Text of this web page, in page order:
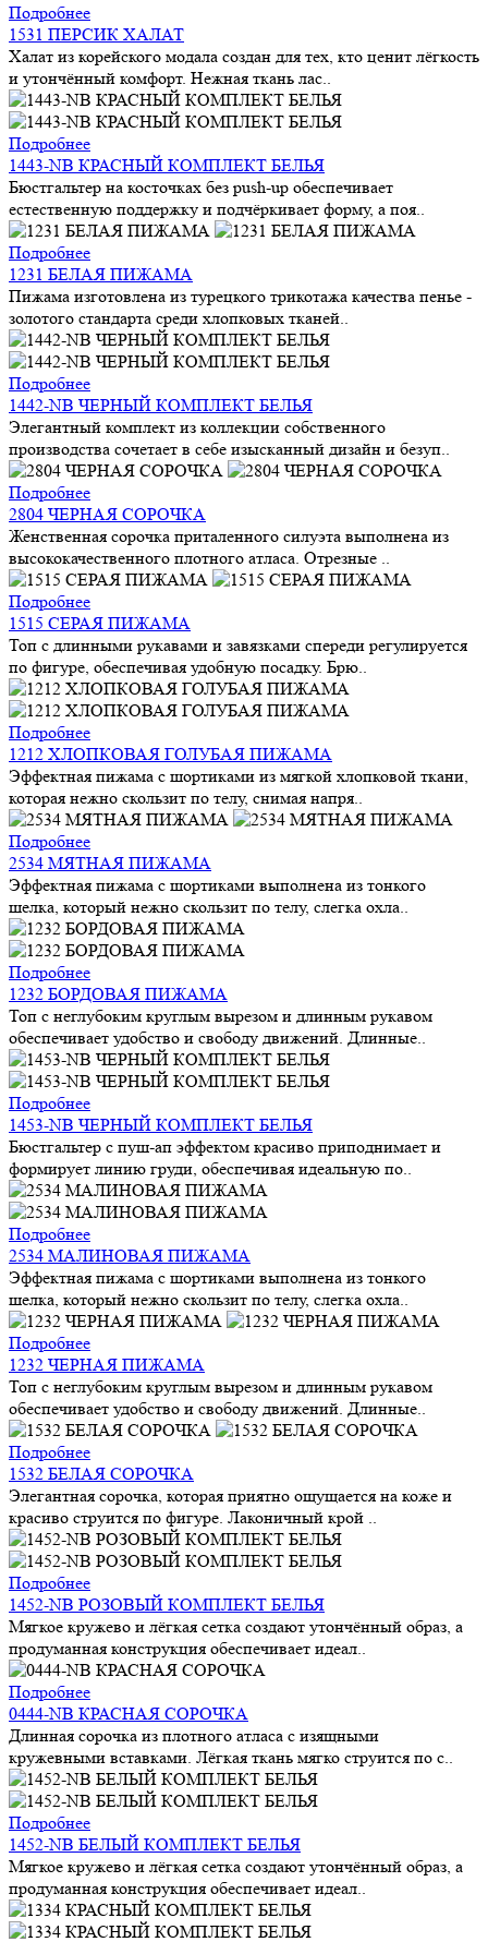
Подробнее
1531 ПЕРСИК ХАЛАТ
Халат из корейского модала создан для тех, кто ценит лёгкость
и утончённый комфорт. Нежная ткань лас..
Подробнее
1443-NB КРАСНЫЙ КОМПЛЕКТ БЕЛЬЯ
Бюстгальтер на косточках без push-up обеспечивает
естественную поддержку и подчёркивает форму, а поя..
Подробнее
1231 БЕЛАЯ ПИЖАМА
Пижама изготовлена из турецкого трикотажа качества пенье -
золотого стандарта среди хлопковых тканей..
Подробнее
1442-NB ЧЕРНЫЙ КОМПЛЕКТ БЕЛЬЯ
Элегантный комплект из коллекции собственного
производства сочетает в себе изысканный дизайн и безуп..
Подробнее
2804 ЧЕРНАЯ СОРОЧКА
Женственная сорочка приталенного силуэта выполнена из
высококачественного плотного атласа. Отрезные ..
Подробнее
1515 СЕРАЯ ПИЖАМА
Топ с длинными рукавами и завязками спереди регулируется
по фигуре, обеспечивая удобную посадку. Брю..
Подробнее
1212 ХЛОПКОВАЯ ГОЛУБАЯ ПИЖАМА
Эффектная пижама с шортиками из мягкой хлопковой ткани,
которая нежно скользит по телу, снимая напря..
Подробнее
2534 МЯТНАЯ ПИЖАМА
Эффектная пижама с шортиками выполнена из тонкого
шелка, который нежно скользит по телу, слегка охла..
Подробнее
1232 БОРДОВАЯ ПИЖАМА
Топ с неглубоким круглым вырезом и длинным рукавом
обеспечивает удобство и свободу движений. Длинные..
Подробнее
1453-NB ЧЕРНЫЙ КОМПЛЕКТ БЕЛЬЯ
Бюстгальтер с пуш-ап эффектом красиво приподнимает и
формирует линию груди, обеспечивая идеальную по..
Подробнее
2534 МАЛИНОВАЯ ПИЖАМА
Эффектная пижама с шортиками выполнена из тонкого
шелка, который нежно скользит по телу, слегка охла..
Подробнее
1232 ЧЕРНАЯ ПИЖАМА
Топ с неглубоким круглым вырезом и длинным рукавом
обеспечивает удобство и свободу движений. Длинные..
Подробнее
1532 БЕЛАЯ СОРОЧКА
Элегантная сорочка, которая приятно ощущается на коже и
красиво струится по фигуре. Лаконичный крой ..
Подробнее
1452-NB РОЗОВЫЙ КОМПЛЕКТ БЕЛЬЯ
Мягкое кружево и лёгкая сетка создают утончённый образ, а
продуманная конструкция обеспечивает идеал..
Подробнее
0444-NB КРАСНАЯ СОРОЧКА
Длинная сорочка из плотного атласа с изящными
кружевными вставками. Лёгкая ткань мягко струится по с..
Подробнее
1452-NB БЕЛЫЙ КОМПЛЕКТ БЕЛЬЯ
Мягкое кружево и лёгкая сетка создают утончённый образ, а
продуманная конструкция обеспечивает идеал..